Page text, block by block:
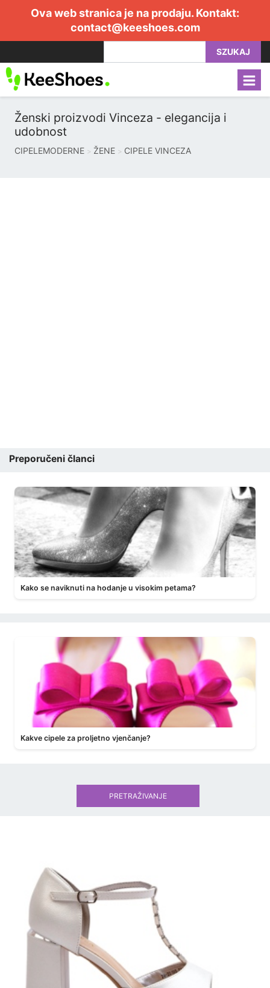
Ova web stranica je na prodaju. Kontakt:
contact@keeshoes.com
SZUKAJ
Ženski proizvodi Vinceza - elegancija i
udobnost
CIPELEMODERNE ŽENE CIPELE VINCEZA
Preporučeni članci
Kako se naviknuti na hodanje u visokim petama?
Kakve cipele za proljetno vjenčanje?
PRETRAŽIVANJE